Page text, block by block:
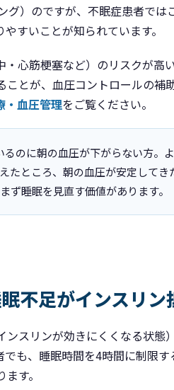
）のですが、不眠症患者では
すいことが知られています。
心筋梗塞など）のリスクが高
とが、血圧コントロールの補
・血圧管理をご覧ください。
るのに朝の血圧が下がらない方。
たところ、朝の血圧が安定して
ず睡眠を見直す価値があります。
不足がインスリン
スリンが効きにくくなる状態
も、睡眠時間を4時間に制限す
す。